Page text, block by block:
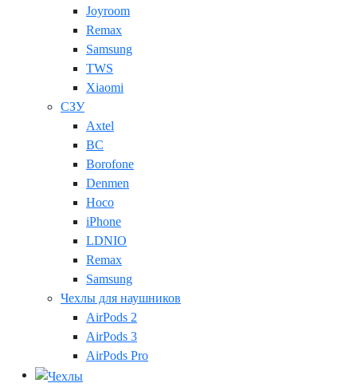
Joyroom
Remax
Samsung
TWS
Xiaomi
СЗУ
Axtel
BC
Borofone
Denmen
Hoco
iPhone
LDNIO
Remax
Samsung
Чехлы для наушников
AirPods 2
AirPods 3
AirPods Pro